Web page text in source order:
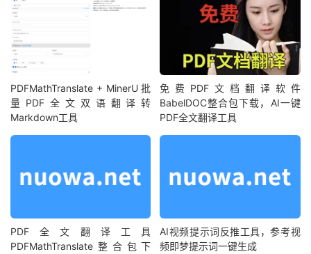
PDFMathTranslate + MinerU 批
量PDF全文双语翻译转
Markdown工具
免费PDF文档翻译软件
BabelDOC整合包下载，AI一键
PDF全文翻译工具
PDF全文翻译工具
PDFMathTranslate整合包下
AI视频提示词反推工具，参考视
频即梦提示词一键生成